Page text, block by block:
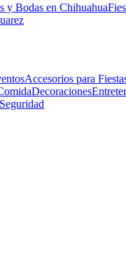
y Bodas en Chihuahua
Accesorios para
Decoraciones